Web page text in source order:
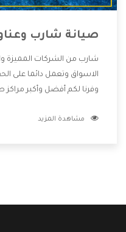
صيانة شارب
شارب من الشركات المميزة
الاسواق وتعمل دائما على
وفرنا لكم أفضل وأكبر
دون اى ازعاج كما أننا نهتم
مشاهدة المزيد